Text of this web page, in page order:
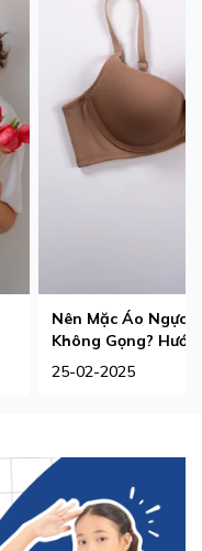
Nên Mặc Áo Ngực
Không Gọng?
Phù Hợp Nhất
25-02-2025